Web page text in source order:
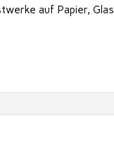
auf Papier, Glas